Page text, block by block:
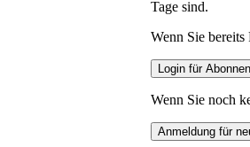
Tage sind.
Wenn Sie
Wenn Sie noch